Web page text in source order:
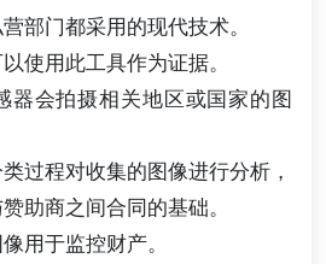
部门都采用的现代技术。
使用此工具作为证据。
器会拍摄相关地区或国家的图
过程对收集的图像进行分析，
助商之间合同的基础。
用于监控财产。